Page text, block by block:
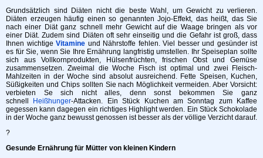
Grundsätzlich sind Diäten nicht die beste Wahl, um Gewicht zu verlieren.
Diäten erzeugen häufig einen so genannten Jojo-Effekt, das heißt, das Sie
nach einer Diät ganz schnell mehr Gewicht auf die Waage bringen als vor
einer Diät. Zudem sind Diäten oft sehr einseitig und die Gefahr ist groß, dass
Ihnen wichtige Vitamine und Nährstoffe fehlen. Viel besser und gesünder ist
es für Sie, wenn Sie Ihre Ernährung langfristig umstellen. Ihr Speiseplan sollte
sich aus Vollkornprodukten, Hülsenfrüchten, frischen Obst und Gemüse
zusammensetzen. Zweimal die Woche Fisch ist optimal und zwei Fleisch-
Mahlzeiten in der Woche sind absolut ausreichend. Fette Speisen, Kuchen,
Süßigkeiten und Chips sollten Sie nach Möglichkeit vermeiden. Aber Vorsicht:
verbieten Se sich nicht alles, denn sonst bekommen Sie ganz
schnell
Heißhunger-Attacken. Ein Stück Kuchen am Sonntag zum Kaffee
gegessen kann dagegen ein richtiges Highlight werden. Ein Stück Schokolade
in der Woche ganz bewusst genossen ist besser als der völlige Verzicht darauf.
?
Gesunde Ernährung für Mütter von kleinen Kindern